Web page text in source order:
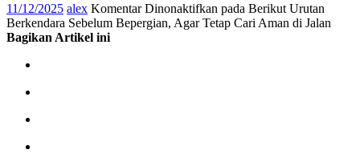
11/12/2025 alex Komentar Dinonaktifkan pada Berikut Urutan
Berkendara Sebelum Bepergian, Agar Tetap Cari Aman di Jalan
Bagikan Artikel ini